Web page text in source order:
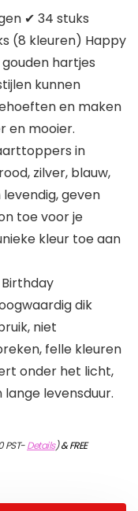
✔ 34 stuks
(8 kleuren) Happy
hartjes
kunnen
en maken
en mooier.
in
zilver, blauw,
geven
toe voor je
kleur toe aan
dik
niet
felle kleuren
onder het licht,
levensduur.
PST-Details)&FREE